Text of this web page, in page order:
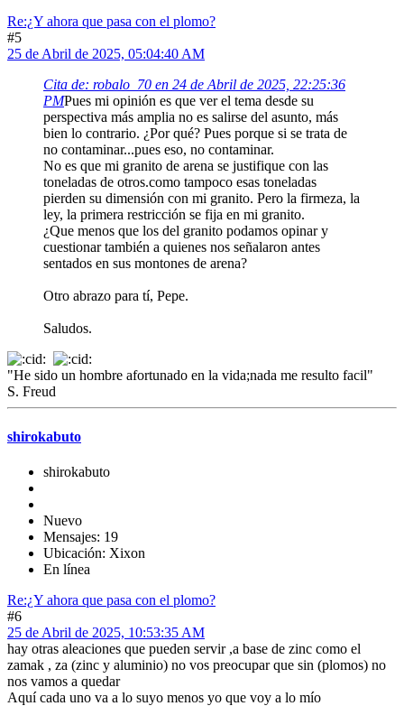
Re:¿Y ahora que pasa con el plomo?
#5
25 de Abril de 2025, 05:04:40 AM
Cita de: robalo_70 en 24 de Abril de 2025, 22:25:36
PMPues mi opinión es que ver el tema desde su
perspectiva más amplia no es salirse del asunto, más
bien lo contrario. ¿Por qué? Pues porque si se trata de
no contaminar...pues eso, no contaminar.
No es que mi granito de arena se justifique con las
toneladas de otros.como tampoco esas toneladas
pierden su dimensión con mi granito. Pero la firmeza, la
ley, la primera restricción se fija en mi granito.
¿Que menos que los del granito podamos opinar y
cuestionar también a quienes nos señalaron antes
sentados en sus montones de arena?
Otro abrazo para tí, Pepe.
Saludos.
"He sido un hombre afortunado en la vida;nada me resulto facil"
S. Freud
shirokabuto
shirokabuto
Nuevo
Mensajes: 19
Ubicación: Xixon
En línea
Re:¿Y ahora que pasa con el plomo?
#6
25 de Abril de 2025, 10:53:35 AM
hay otras aleaciones que pueden servir ,a base de zinc como el
zamak , za (zinc y aluminio) no vos preocupar que sin (plomos) no
nos vamos a quedar
Aquí cada uno va a lo suyo menos yo que voy a lo mío